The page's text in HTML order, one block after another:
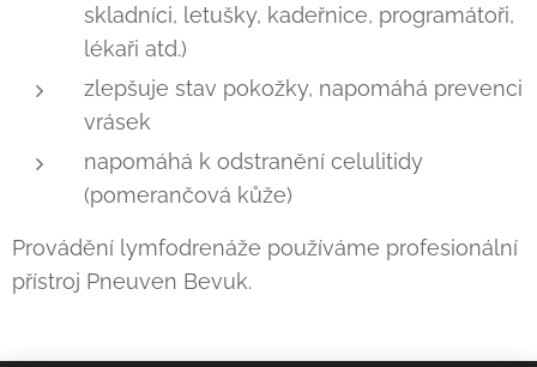
skladníci, letušky, kadeřnice, programátoři,
lékaři atd.)
zlepšuje stav pokožky, napomáhá prevenci
vrásek
napomáhá k odstranění celulitidy
(pomerančová kůže)
Provádění lymfodrenáže používáme profesionální
přístroj Pneuven Bevuk.